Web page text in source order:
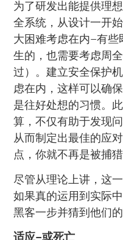
为了研发出能提供理
全系统，从设计一开
大困难考虑在内–有
生的，也需要考虑周
过）。建立安全保护
虑在内，这样可以确
是往好处想的习惯。
算，不仅有助于发现
从而制定出最佳的应
点，你就不再是被捕
尽管从理论上讲，这
如果真的运用到实际
黑客一步并猜到他们
适应–或死亡